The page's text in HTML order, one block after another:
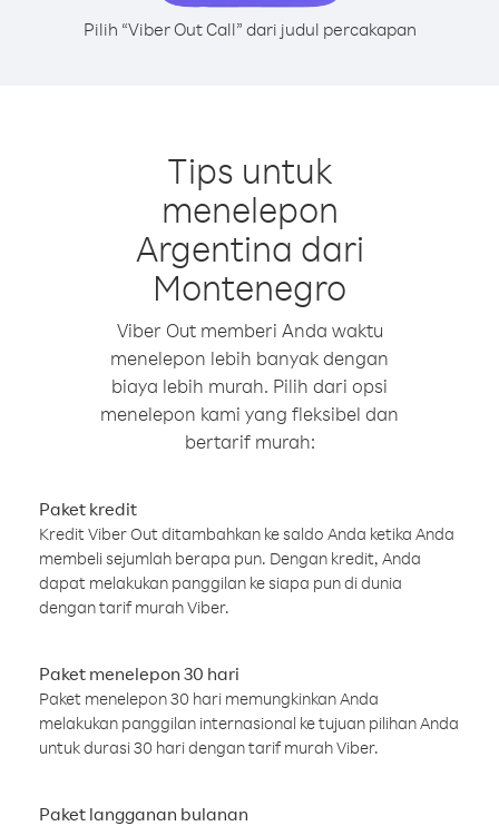
Pilih “Viber Out Call” dari judul percakapan
Tips untuk
menelepon
Argentina dari
Montenegro
Viber Out memberi Anda waktu
menelepon lebih banyak dengan
biaya lebih murah. Pilih dari opsi
menelepon kami yang fleksibel dan
bertarif murah:
Paket kredit
Kredit Viber Out ditambahkan ke saldo Anda ketika Anda
membeli sejumlah berapa pun. Dengan kredit, Anda
dapat melakukan panggilan ke siapa pun di dunia
dengan tarif murah Viber.
Paket menelepon 30 hari
Paket menelepon 30 hari memungkinkan Anda
melakukan panggilan internasional ke tujuan pilihan Anda
untuk durasi 30 hari dengan tarif murah Viber.
Paket langganan bulanan